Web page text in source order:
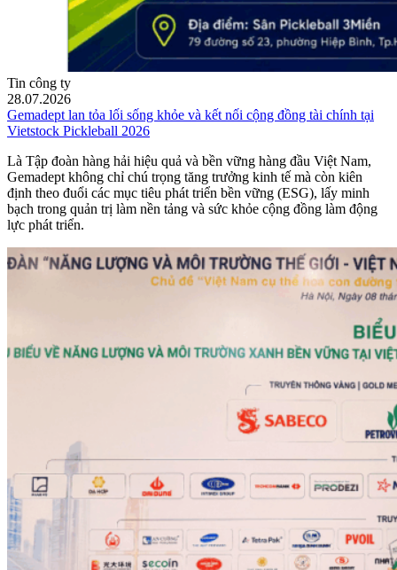
Tin công ty
28.07.2026
Gemadept lan tỏa lối sống khỏe và kết nối cộng đồng tài chính tại
Vietstock Pickleball 2026
Là Tập đoàn hàng hải hiệu quả và bền vững hàng đầu Việt Nam,
Gemadept không chỉ chú trọng tăng trưởng kinh tế mà còn kiên
định theo đuổi các mục tiêu phát triển bền vững (ESG), lấy minh
bạch trong quản trị làm nền tảng và sức khỏe cộng đồng làm động
lực phát triển.